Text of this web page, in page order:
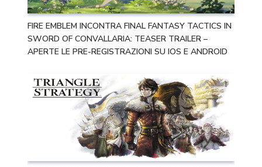
FIRE EMBLEM INCONTRA FINAL FANTASY TACTICS IN
SWORD OF CONVALLARIA: TEASER TRAILER –
APERTE LE PRE-REGISTRAZIONI SU IOS E ANDROID